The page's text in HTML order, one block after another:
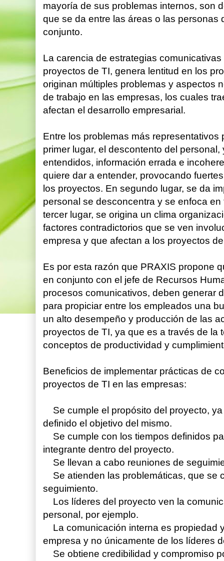
mayoría de sus problemas internos, son
que se da entre las áreas o las personas
conjunto.
La carencia de estrategias
proyectos de TI, genera lentitud en los
originan múltiples problemas y aspectos
de trabajo en las empresas, los cuales
afectan el desarrollo empresarial.
Entre los problemas más
primer lugar, el descontento del
entendidos, información errada e
quiere dar a entender, provocando
los proyectos. En segundo lugar, se da
personal se desconcentra y se enfoca
tercer lugar, se origina un clima
factores contradictorios que se ven
empresa y que afectan a los proyectos
Es por esta razón que PRAXIS propone
en conjunto con el jefe de Recursos
procesos comunicativos, deben generar
para propiciar entre los empleados una
un alto desempeño y producción de las
proyectos de TI, ya que es a través de la
conceptos de productividad y
Beneficios de implementar prácticas de
proyectos de TI en las empresas:
Se cumple el propósito del proyecto,
definido el objetivo del mismo.
Se cumple con los tiempos definidos
integrante dentro del proyecto.
Se llevan a cabo reuniones de
Se atienden las problemáticas, que se
seguimiento.
Los líderes del proyecto ven la
personal, por ejemplo.
La comunicación interna es propiedad
empresa y no únicamente de los líderes
Se obtiene credibilidad y compromiso